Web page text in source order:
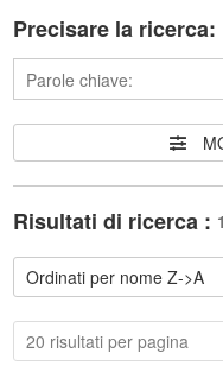
Precisare la ricerca:
Risultati di ricerca :
Ordinati per nome Z->A
20 risultati per pagina